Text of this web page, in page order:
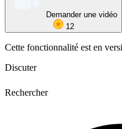
Demander une vidéo
12
Cette fonctionnalité est en
Discuter
Rechercher